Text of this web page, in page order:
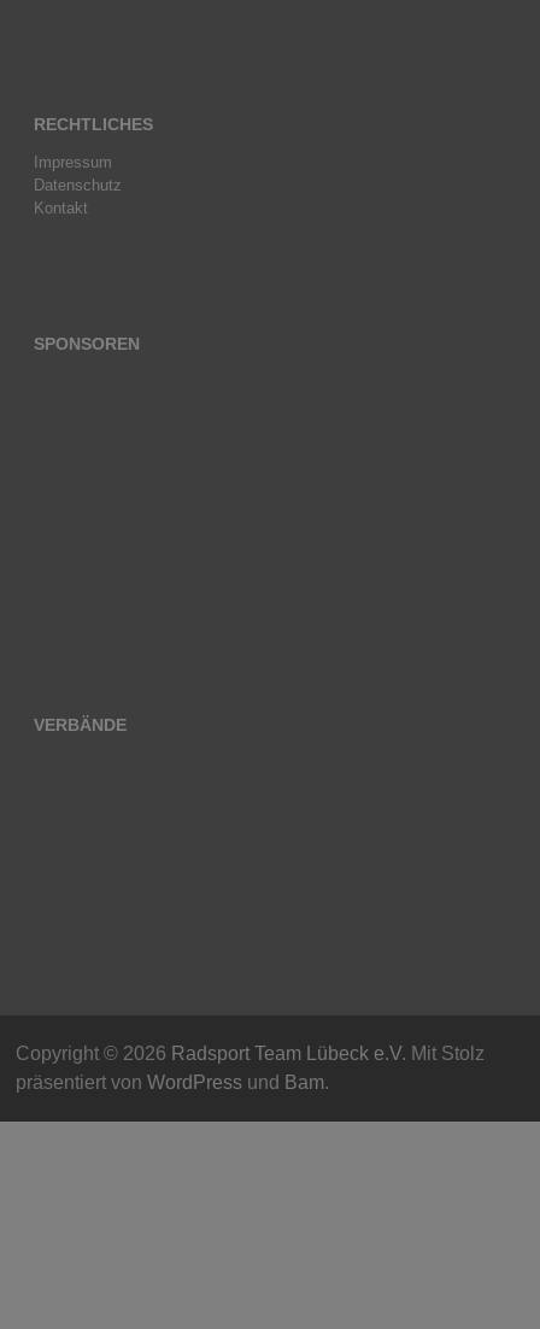
RECHTLICHES
Impressum
Datenschutz
Kontakt
SPONSOREN
VERBÄNDE
Copyright © 2026 Radsport Team Lübeck e.V. Mit Stolz
präsentiert von WordPressund Bam.